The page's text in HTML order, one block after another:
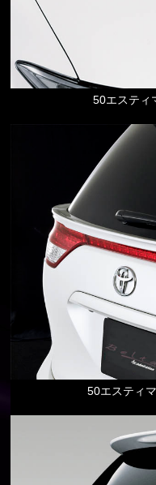
50エスティ
50エスティ